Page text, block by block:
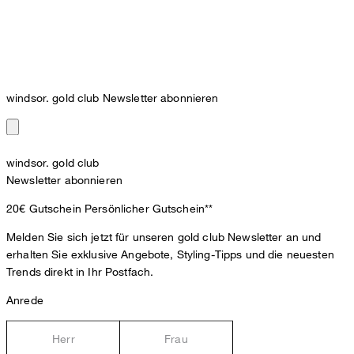
windsor. gold club Newsletter abonnieren
windsor. gold club
Newsletter abonnieren
20€ Gutschein Persönlicher Gutschein**
Melden Sie sich jetzt für unseren gold club Newsletter an und
erhalten Sie exklusive Angebote, Styling-Tipps und die neuesten
Trends direkt in Ihr Postfach.
Anrede
Herr Frau